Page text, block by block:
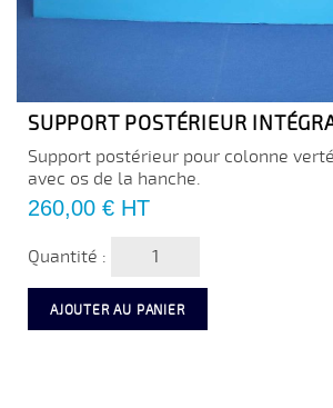
SUPPORT POSTÉRIEUR
Support postérieur pour colonne
avec os de la hanche.
Prix
260,00 € HT
Quantité :
AJOUTER AU PANIER